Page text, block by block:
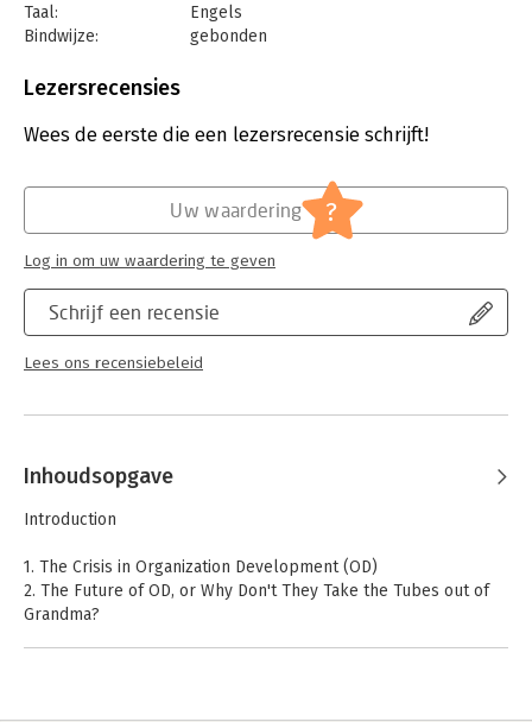
Taal:
Engels
Bindwijze:
gebonden
Uitgever:
Lezersrecensies
Wees de eerste die een lezersrecensie schrijft!
Schrijf een recensie
Lees ons recensiebeleid
Uw waardering ?
Log in om uw waardering te geven
Inhoudsopgave
Introduction
1. The Crisis in Organization Development (OD)
2. The Future of OD, or Why Don't They Take the Tubes out of
Grandma?